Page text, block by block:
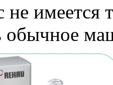
не имеется
обычное